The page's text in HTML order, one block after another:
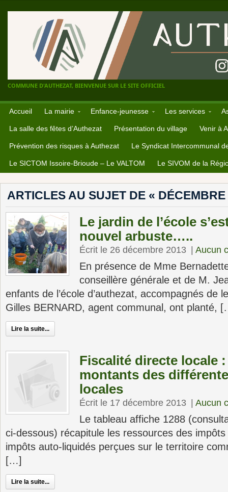
COMMUNE D'AUTHEZAT, BIENVENUE SUR LE SITE OFFICIEL
Accueil La mairie Enfance-jeunesse Les services
La salle des fêtes d’Authezat Présentation du village Venir à
Prévention des risques à Authezat Le Syndicat Intercommunal
Le SICTOM Issoire-Brioude – Le VALTOM Le SIVOM de la
ARTICLES AU SUJET DE «
Le jardin de l’école
nouvel arbuste…..
Écrit le 26 décembre 2013 Aucun
En présence de Mme
conseillère générale et de M.
enfants de l’école d’authezat, accompagnés de
Gilles BERNARD, agent communal, ont planté,
Lire la suite...
Fiscalité directe locale
montants des
locales
Écrit le 17 décembre 2013 Aucun
Le tableau affiche 1288
ci-dessous) récapitule les ressources des
impôts auto-liquidés perçues sur le territoire
[…]
Lire la suite...